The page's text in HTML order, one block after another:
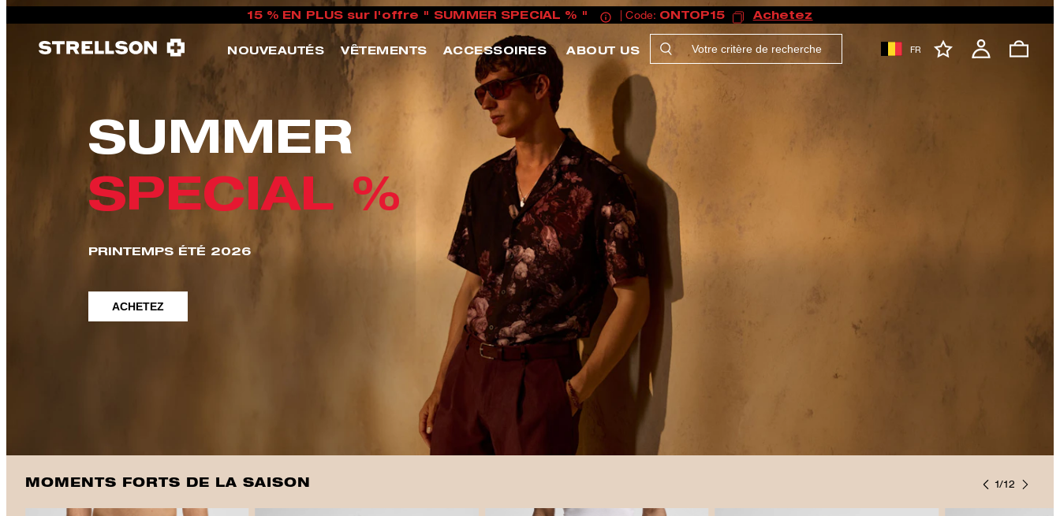
15 % EN PLUS sur l'offre " SUMMER SPECIAL % " | Code: ONTOP15 Achetez
NOUVEAUTÉS VÊTEMENTS ACCESSOIRES ABOUT US FR
SUMMER
SPECIAL %
PRINTEMPS ÉTÉ 2026
ACHETEZ
MOMENTS FORTS DE LA SAISON 1/12